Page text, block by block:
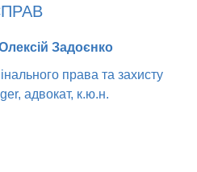
Задоєнко
права та захисту
адвокат, к.ю.н.